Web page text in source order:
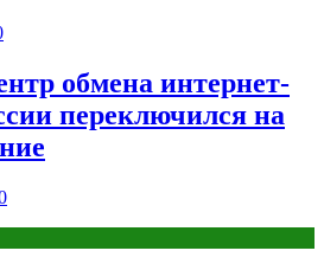
обмена интернет-
переключился на